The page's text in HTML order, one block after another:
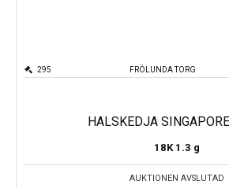
FRÖLUNDA TORG
295
HALSKEDJA
18K 1.3 g
AUKTIONEN AVSLUTAD